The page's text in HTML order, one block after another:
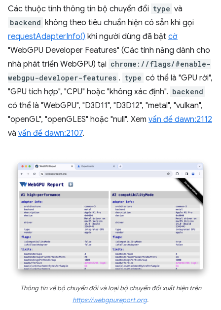
Các thuộc tính thông tin bộ chuyển đổi type và
backend không theo tiêu chuẩn hiện có sẵn khi gọi
requestAdapterInfo() khi người dùng đã bật cờ
"WebGPU Developer Features" (Các tính năng dành cho
nhà phát triển WebGPU) tại chrome://flags/#enable-
webgpu-developer-features . type có thể là "GPU rời",
"GPU tích hợp", "CPU" hoặc "không xác định". backend
có thể là "WebGPU", "D3D11", "D3D12", "metal", "vulkan",
"openGL", "openGLES" hoặc "null". Xem vấn đề dawn:2112
và vấn đề dawn:2107.
Thông tin về bộ chuyển đổi và loại bộ chuyển đổi xuất hiện trên
https://webgpureport.org.